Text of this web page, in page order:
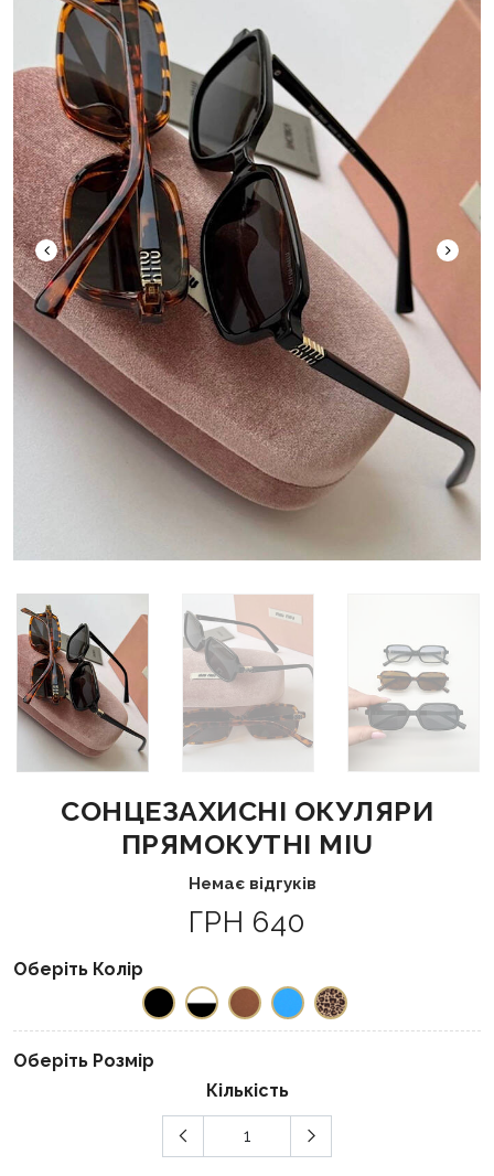
СОНЦЕЗАХИСНІ ОКУЛЯРИ
ПРЯМОКУТНІ MIU
Немає відгуків
ГРН 640
Оберіть Колір
Оберіть Розмір
Кількість